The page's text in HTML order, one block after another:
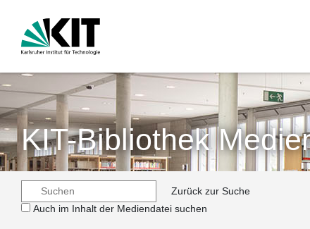
KIT-Bibliothek
Zurück zur Suche
Auch im Inhalt der Mediendatei suchen